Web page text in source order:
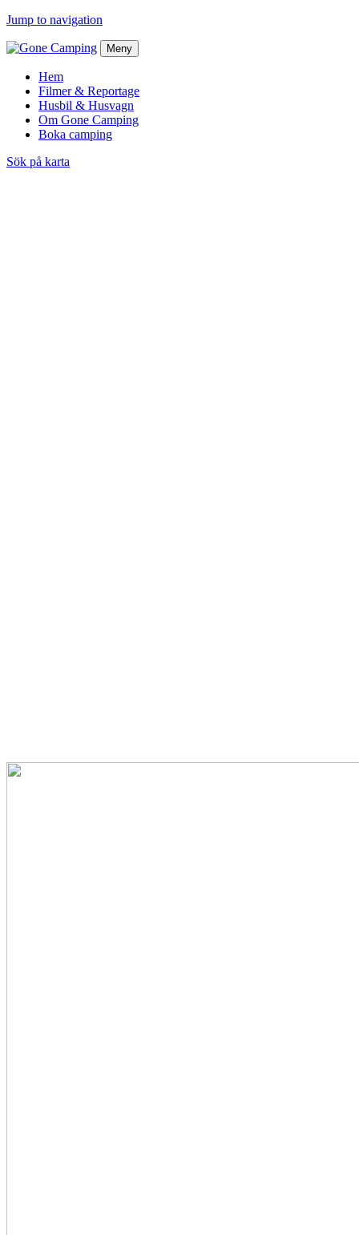
Jump to navigation
Meny
Hem
Filmer & Reportage
Husbil & Husvagn
Om Gone Camping
Boka camping
Sök på karta